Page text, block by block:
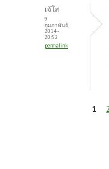
เจ้โส
9
กุมภาพันธ์,
2014 -
20:52
permalink
1 2